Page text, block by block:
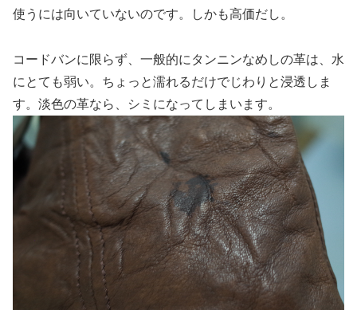
使うには向いていないのです。しかも高価だし。
コードバンに限らず、一般的にタンニンなめしの革は、水
にとても弱い。ちょっと濡れるだけでじわりと浸透しま
す。淡色の革なら、シミになってしまいます。